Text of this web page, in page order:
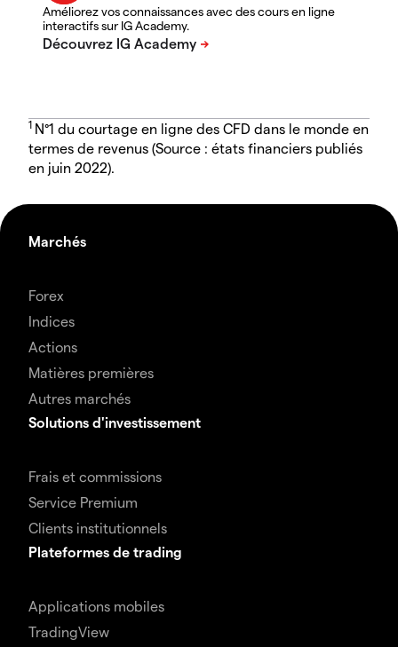
Améliorez vos connaissances avec des cours en ligne
interactifs sur IG Academy.
1 N°1 du courtage en ligne des CFD dans le monde en
termes de revenus (Source : états financiers publiés
en juin 2022).
Marchés
Forex
Indices
Actions
Matières premières
Autres marchés
Solutions d'investissement
Frais et commissions
Service Premium
Clients institutionnels
Plateformes de trading
Applications mobiles
TradingView